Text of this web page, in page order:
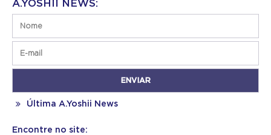
A.YOSHII NEWS:
Última A.Yoshii News
Encontre no site: